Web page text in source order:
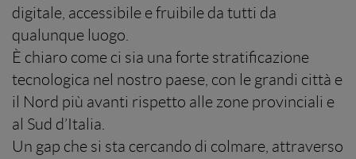
digitale, accessibile e fruibile da tutti da
qualunque luogo.
È chiaro come ci sia una forte stratificazione
tecnologica nel nostro paese, con le grandi città e
il Nord più avanti rispetto alle zone provinciali e
al Sud d’Italia.
Un gap che si sta cercando di colmare, attraverso